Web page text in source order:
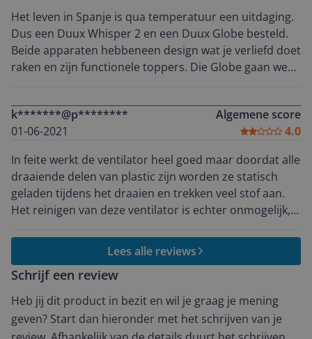
Het leven in Spanje is qua temperatuur een uitdaging.
Dus een Duux Whisper 2 en een Duux Globe besteld.
Beide apparaten hebbeneen design wat je verliefd doet
raken en zijn functionele toppers. Die Globe gaan we
k*******@p********
01-06-2021
Algemene score
4.0
In feite werkt de ventilator heel goed maar doordat alle
draaiende delen van plastic zijn worden ze statisch
geladen tijdens het draaien en trekken veel stof aan.
Het reinigen van deze ventilator is echter onmogelijk,
Lees alle reviews
Schrijf een review
Heb jij dit product in bezit en wil je graag je mening
geven? Start dan hieronder met het schrijven van je